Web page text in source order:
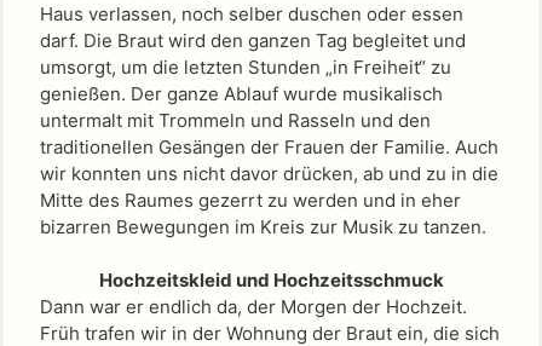
Haus verlassen, noch selber duschen oder essen
darf. Die Braut wird den ganzen Tag begleitet und
umsorgt, um die letzten Stunden „in Freiheit“ zu
genießen. Der ganze Ablauf wurde musikalisch
untermalt mit Trommeln und Rasseln und den
traditionellen Gesängen der Frauen der Familie. Auch
wir konnten uns nicht davor drücken, ab und zu in die
Mitte des Raumes gezerrt zu werden und in eher
bizarren Bewegungen im Kreis zur Musik zu tanzen.
Hochzeitskleid und Hochzeitsschmuck
Dann war er endlich da, der Morgen der Hochzeit.
Früh trafen wir in der Wohnung der Braut ein, die sich